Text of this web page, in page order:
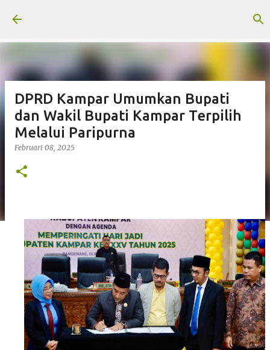
DPRD Kampar Umumkan Bupati
dan Wakil Bupati Kampar Terpilih
Melalui Paripurna
Februari 08, 2025